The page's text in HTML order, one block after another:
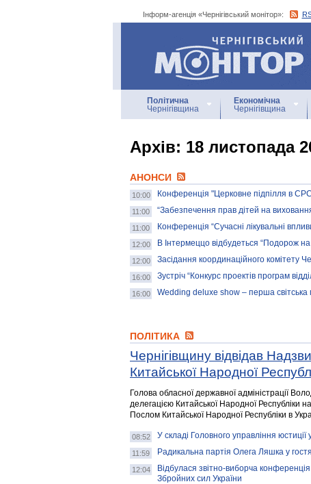
Інформ-агенція «Чернігівський монітор»:
Інформ-агенція
«Чернігівський монітор»
Політична
Чернігівщина
Економічна
Чернігівщина
Архiв: 18 листопада
АНОНСИ
10:00 Конференція "Церковне підпілля в
11:00 “Забезпечення прав дітей на
11:00 Конференція “Сучасні лікувальні
12:00 В Інтермеццо відбудеться “Подорож
12:00 Засідання координаційного комітету
16:00 Зустріч “Конкурс проектів програм
16:00 Wedding deluxe show – перша світська
ПОЛІТИКА
Чернігівщину відвідав
Китайської Народної
Голова обласної державної адміністрації
делегацією Китайської Народної Республіки
Послом Китайської Народної Республіки в
08:52 У складі Головного управління юстиції у
11:59 Радикальна партія Олега Ляшка у
12:04
Відбулася звітно-виборча
Збройних сил України